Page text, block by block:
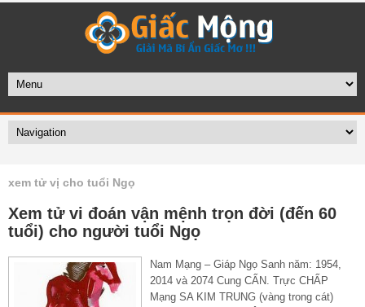
xem tử vị cho tuổi Ngọ
Xem tử vi đoán vận mệnh trọn đời (đến 60
tuổi) cho người tuổi Ngọ
Nam Mạng – Giáp Ngọ Sanh năm: 1954,
2014 và 2074 Cung CẤN. Trực CHẤP
Mạng SA KIM TRUNG (vàng trong cát)